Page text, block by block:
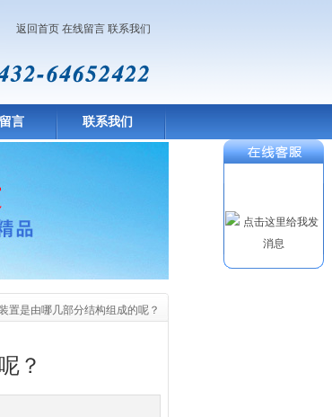
返回首页 在线留言 联系我们
言 联系我们
置是由哪几部分结构组成的呢？
？